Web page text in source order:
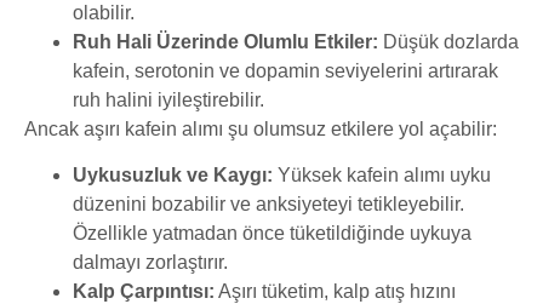
olabilir.
Ruh Hali Üzerinde Olumlu Etkiler: Düşük dozlarda
kafein, serotonin ve dopamin seviyelerini artırarak
ruh halini iyileştirebilir.
Ancak aşırı kafein alımı şu olumsuz etkilere yol açabilir:
Uykusuzluk ve Kaygı: Yüksek kafein alımı uyku
düzenini bozabilir ve anksiyeteyi tetikleyebilir.
Özellikle yatmadan önce tüketildiğinde uykuya
dalmayı zorlaştırır.
Kalp Çarpıntısı: Aşırı tüketim, kalp atış hızını